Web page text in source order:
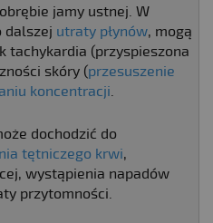
jamy ustnej. W
dalszej utraty płynów, mogą
tachykardia (przyspieszona
skóry (przesuszenie
koncentracji.
dochodzić do
tętniczego krwi,
wystąpienia napadów
przytomności.